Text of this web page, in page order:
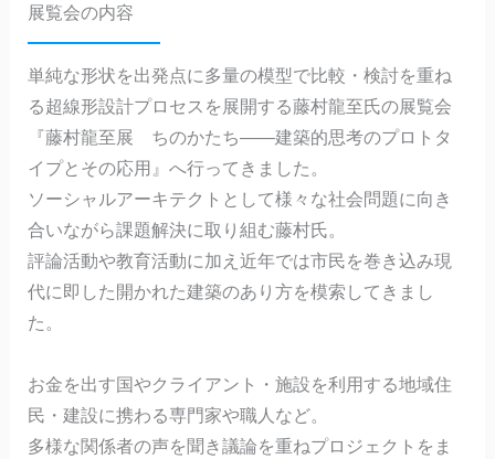
展覧会の内容
単純な形状を出発点に多量の模型で比較・検討を重ね
る超線形設計プロセスを展開する藤村龍至氏の展覧会
『藤村龍至展 ちのかたち――建築的思考のプロトタ
イプとその応用』へ行ってきました。
ソーシャルアーキテクトとして様々な社会問題に向き
合いながら課題解決に取り組む藤村氏。
評論活動や教育活動に加え近年では市民を巻き込み現
代に即した開かれた建築のあり方を模索してきまし
た。
お金を出す国やクライアント・施設を利用する地域住
民・建設に携わる専門家や職人など。
多様な関係者の声を聞き議論を重ねプロジェクトをま